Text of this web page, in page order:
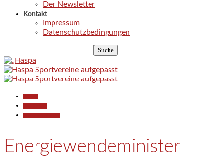
Der Newsletter
Kontakt
Impressum
Datenschutzbedingungen
Energiewendeminister